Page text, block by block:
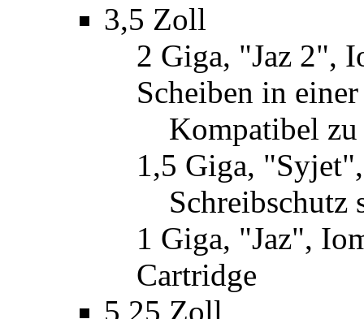
3,5 Zoll
2 Giga, "Jaz 2",
Scheiben in
Kompatibel
1,5 Giga,
Schreibschutz
1 Giga, "Jaz",
Cartridge
5,25 Zoll